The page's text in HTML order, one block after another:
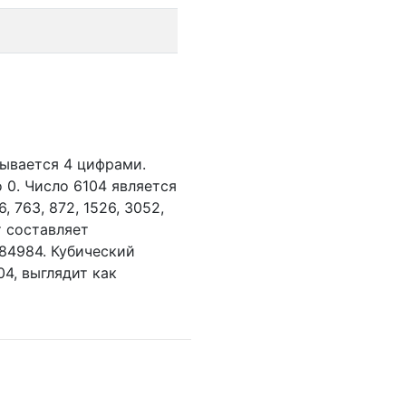
4 цифрами.
0. Число 6104 является
763, 872, 1526, 3052,
Кубический
выглядит как